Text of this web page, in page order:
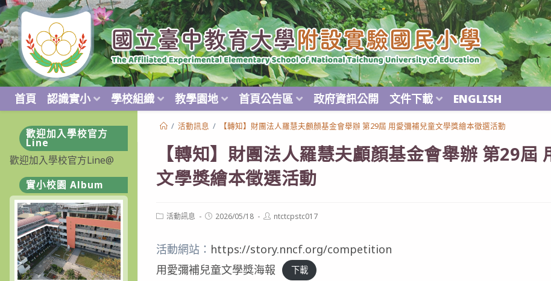
跳
轉
至
主
要
容
首頁 認識實小 學校組織 教學園地 首頁公告區 政府資訊公開 文件下載 ENGLISH
/ 活動訊息 / 【轉知】財團法人羅慧夫顱顏基金會舉辦 第29屆 用愛彌補兒童文學獎繪本徵選活動
【轉知】財團法人羅慧夫顱顏基金會舉辦 第29屆
文學獎繪本徵選活動
Post活動訊息
Post2026/05/18
Postntctcpstc017
活動網站： https://story.nncf.org/competition
用愛彌補兒童文學獎海報
下載
歡迎加入學校官方
Line
歡迎加入學校官方Line@
實小校園 Album